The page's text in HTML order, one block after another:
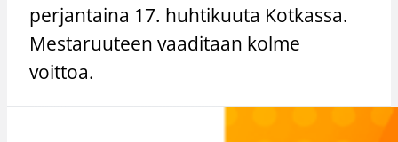
perjantaina 17. huhtikuuta Kotkassa.
Mestaruuteen vaaditaan kolme
voittoa.